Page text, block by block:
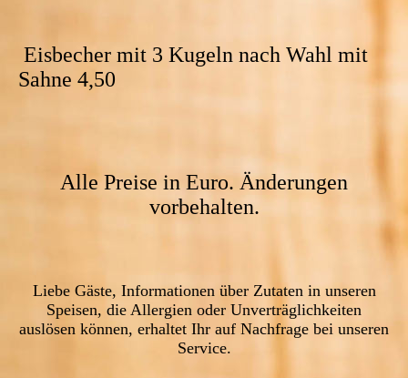
Eisbecher mit 3 Kugeln nach Wahl mit
Sahne 4,50
Alle Preise in Euro. Änderungen
vorbehalten.
Liebe Gäste, Informationen über Zutaten in unseren
Speisen, die Allergien oder Unverträglichkeiten
auslösen können, erhaltet Ihr auf Nachfrage bei unseren
Service.